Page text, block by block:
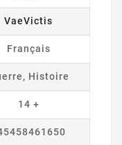
VaeVictis
Français
Histoire
14 +